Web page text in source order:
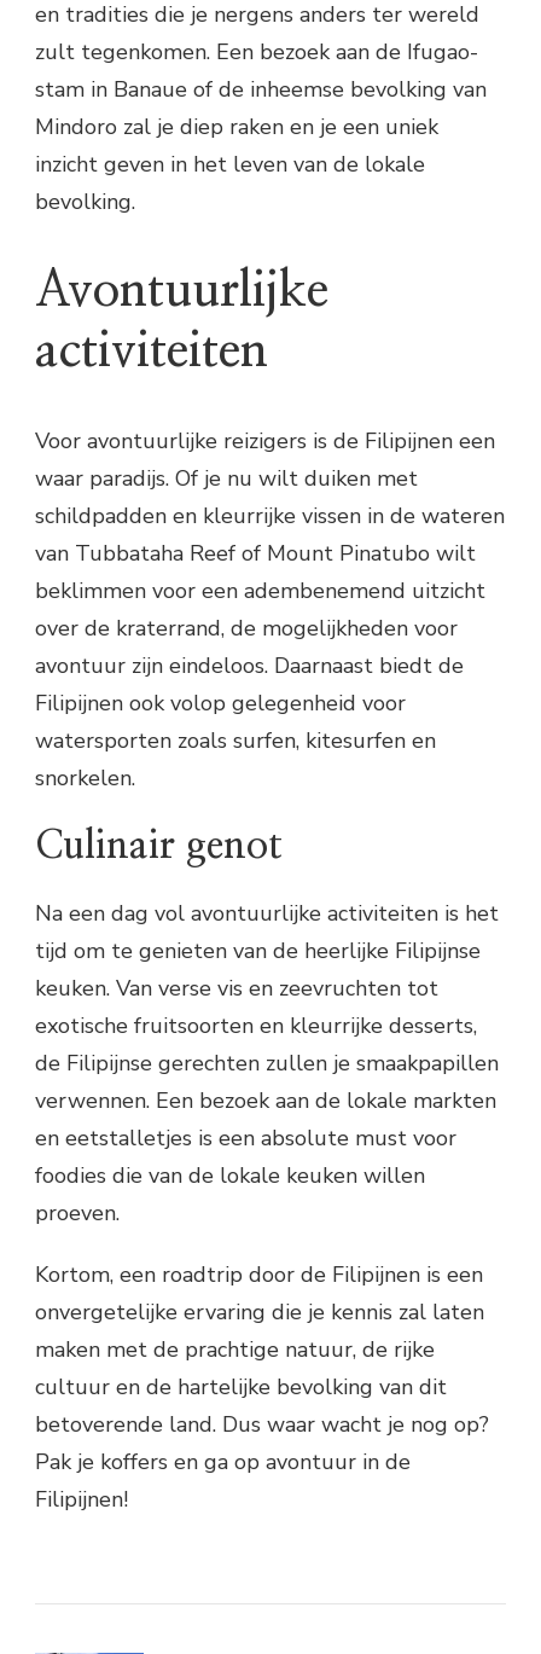
en tradities die je nergens anders ter wereld
zult tegenkomen. Een bezoek aan de Ifugao-
stam in Banaue of de inheemse bevolking van
Mindoro zal je diep raken en je een uniek
inzicht geven in het leven van de lokale
bevolking.
Avontuurlijke
activiteiten
Voor avontuurlijke reizigers is de Filipijnen een
waar paradijs. Of je nu wilt duiken met
schildpadden en kleurrijke vissen in de wateren
van Tubbataha Reef of Mount Pinatubo wilt
beklimmen voor een adembenemend uitzicht
over de kraterrand, de mogelijkheden voor
avontuur zijn eindeloos. Daarnaast biedt de
Filipijnen ook volop gelegenheid voor
watersporten zoals surfen, kitesurfen en
snorkelen.
Culinair genot
Na een dag vol avontuurlijke activiteiten is het
tijd om te genieten van de heerlijke Filipijnse
keuken. Van verse vis en zeevruchten tot
exotische fruitsoorten en kleurrijke desserts,
de Filipijnse gerechten zullen je smaakpapillen
verwennen. Een bezoek aan de lokale markten
en eetstalletjes is een absolute must voor
foodies die van de lokale keuken willen
proeven.
Kortom, een roadtrip door de Filipijnen is een
onvergetelijke ervaring die je kennis zal laten
maken met de prachtige natuur, de rijke
cultuur en de hartelijke bevolking van dit
betoverende land. Dus waar wacht je nog op?
Pak je koffers en ga op avontuur in de
Filipijnen!